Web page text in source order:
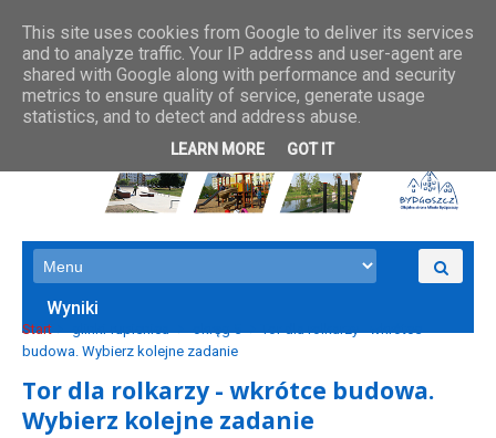
Wyniki
Start glinki-rupienica okręg 5
Tor dla rolkarzy - wkrótce
budowa. Wybierz kolejne zadanie
Tor dla rolkarzy - wkrótce budowa.
Wybierz kolejne zadanie
This site uses cookies from Google to deliver its services
and to analyze traffic. Your IP address and user-agent are
shared with Google along with performance and security
metrics to ensure quality of service, generate usage
statistics, and to detect and address abuse.
LEARN MORE GOT IT